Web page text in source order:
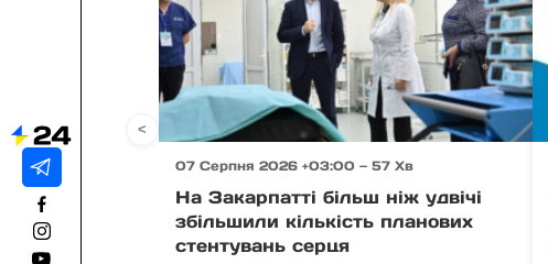
07 Серпня 2026 +03:00 — 57 Хв
На Закарпатті більш ніж удвічі
збільшили кількість планових
стентувань серця
<